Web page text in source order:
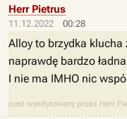
11.12.2022 00:28
Herr Pietrus
Alloy to brzydka
naprawdę bardzo
I nie ma IMHO nic
post wyedytowany przez Herr